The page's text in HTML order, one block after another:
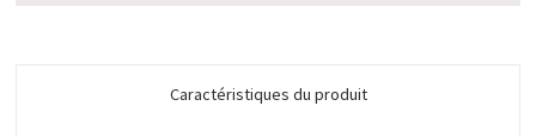
Caractéristiques du produit